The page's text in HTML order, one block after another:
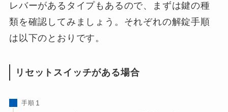
レバーがあるタイプもあるので、まずは鍵の種
類を確認してみましょう。それぞれの解錠手順
は以下のとおりです。
リセットスイッチがある場合
手順